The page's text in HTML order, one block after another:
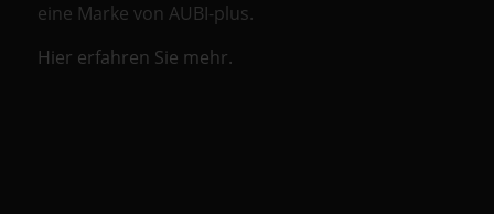
eine Marke von AUBI-plus.
Hier erfahren Sie mehr.